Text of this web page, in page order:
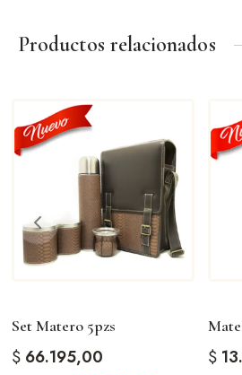
Productos relacionados
Set Matero 5pzs
$66.195,00 $